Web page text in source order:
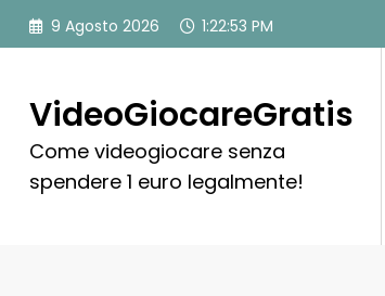
9 Agosto 2026 1:22:54 PM
VideoGiocareGratis
Come videogiocare senza
spendere 1 euro legalmente!